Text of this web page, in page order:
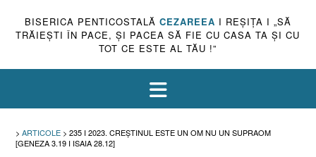
BISERICA PENTICOSTALĂ CEZAREEA I REŞIŢA I „SĂ
TRĂIEŞTI ÎN PACE, ŞI PACEA SĂ FIE CU CASA TA ŞI CU
TOT CE ESTE AL TĂU !”
> ARTICOLE > 235 I 2023. CREȘTINUL ESTE UN OM NU UN SUPRAOM
[GENEZA 3.19 I ISAIA 28.12]